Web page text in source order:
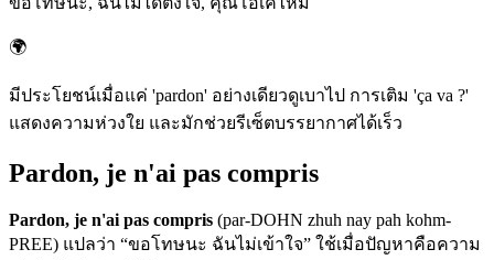
🌍
มีประโยชน์เมื่อแค่ 'pardon' อย่างเดียวดูเบาไป การเติม 'ça va ?'
แสดงความห่วงใย และมักช่วยรีเซ็ตบรรยากาศได้เร็ว
Pardon, je n'ai pas compris
Pardon, je n'ai pas compris (par-DOHN zhuh nay pah kohm-
PREE) แปลว่า “ขอโทษนะ ฉันไม่เข้าใจ” ใช้เมื่อปัญหาคือความ